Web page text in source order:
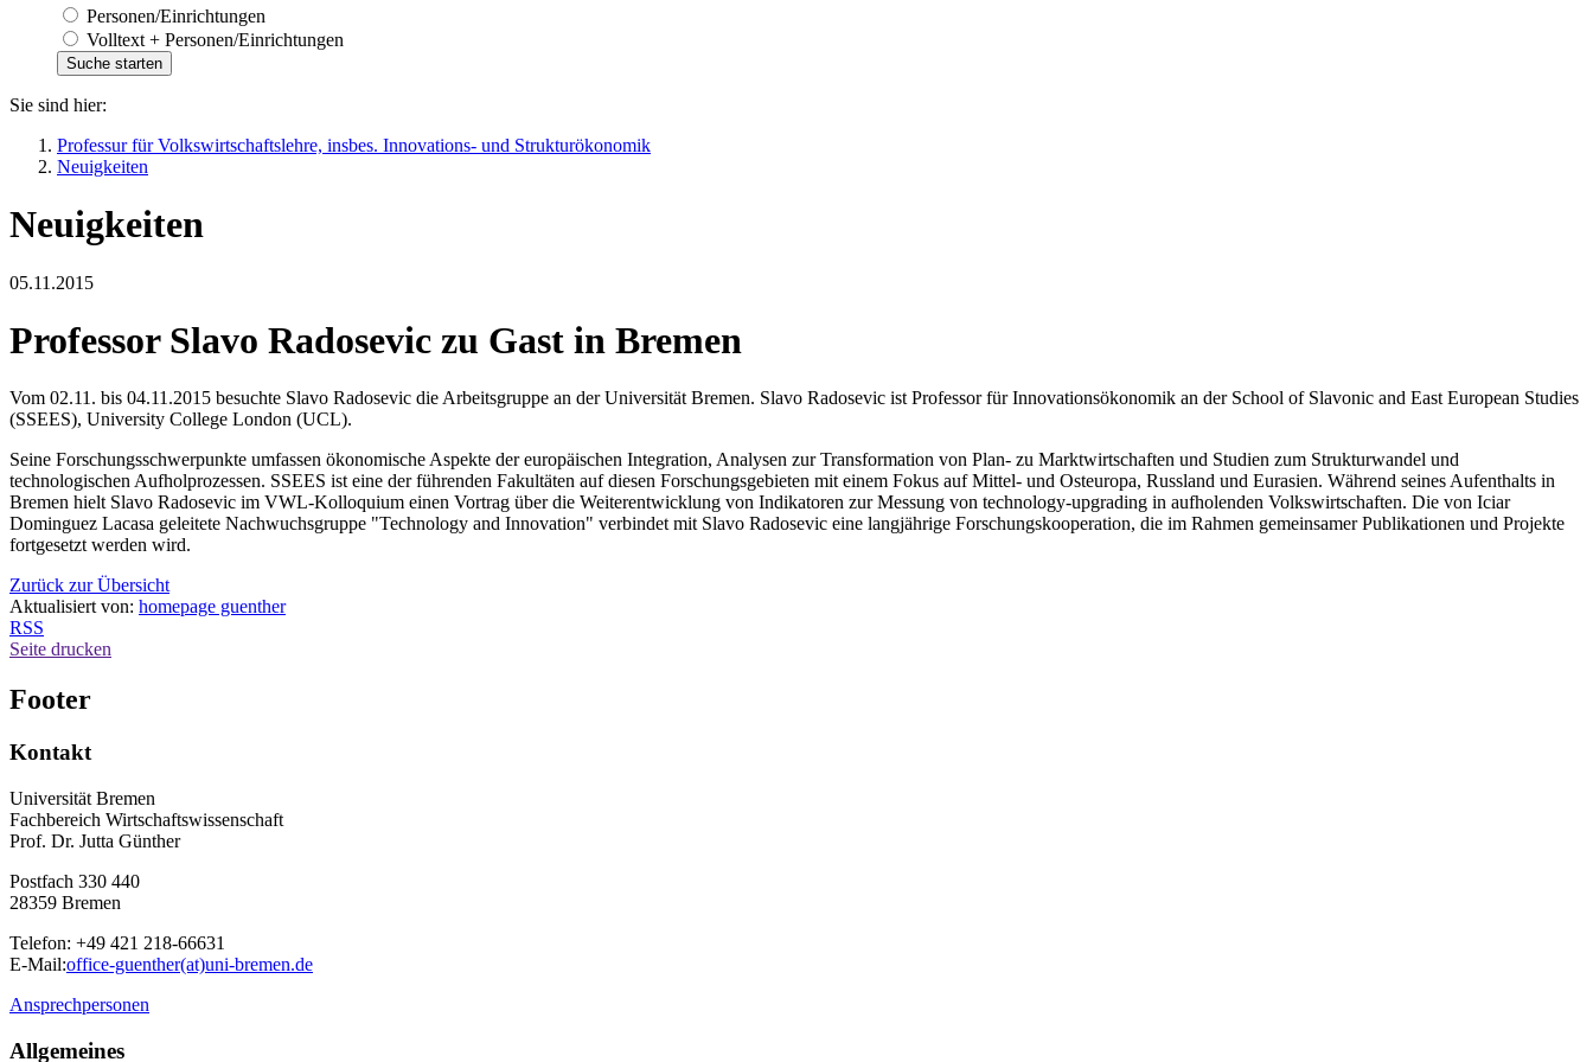
Personen/Einrichtungen
Volltext + Personen/Einrichtungen
Sie sind hier:
Professur für Volkswirtschaftslehre, insbes. Innovations- und Strukturökonomik
Neuigkeiten
Neuigkeiten
05.11.2015
Professor Slavo Radosevic zu Gast in Bremen
Vom 02.11. bis 04.11.2015 besuchte Slavo Radosevic die Arbeitsgruppe an der Universität Bremen. Slavo Radosevic ist Professor für Innovationsökonomik an der School of Slavonic and East European Studies
(SSEES), University College London (UCL).
Seine Forschungsschwerpunkte umfassen ökonomische Aspekte der europäischen Integration, Analysen zur Transformation von Plan- zu Marktwirtschaften und Studien zum Strukturwandel und
technologischen Aufholprozessen. SSEES ist eine der führenden Fakultäten auf diesen Forschungsgebieten mit einem Fokus auf Mittel- und Osteuropa, Russland und Eurasien. Während seines Aufenthalts in
Bremen hielt Slavo Radosevic im VWL-Kolloquium einen Vortrag über die Weiterentwicklung von Indikatoren zur Messung von technology-upgrading in aufholenden Volkswirtschaften. Die von Iciar
Dominguez Lacasa geleitete Nachwuchsgruppe "Technology and Innovation" verbindet mit Slavo Radosevic eine langjährige Forschungskooperation, die im Rahmen gemeinsamer Publikationen und Projekte
fortgesetzt werden wird.
Zurück zur Übersicht
Aktualisiert von: homepage guenther
RSS
Seite drucken
Footer
Kontakt
Universität Bremen
Fachbereich Wirtschaftswissenschaft
Prof. Dr. Jutta Günther
Postfach 330 440
28359 Bremen
Telefon: +49 421 218-66631
E-Mail:office-guenther(at)uni-bremen.de
Ansprechpersonen
Allgemeines